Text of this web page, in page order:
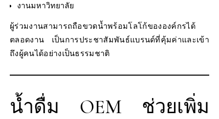
งานมหาวิทยาลัย
ผู้ร่วมงานสามารถถือขวดน้ำพร้อมโลโก้ขององค์กรได้
ตลอดงาน เป็นการประชาสัมพันธ์แบรนด์ที่คุ้มค่าและเข้า
ถึงผู้คนได้อย่างเป็นธรรมชาติ
น้ำดื่ม OEM ช่วยเพิ่ม